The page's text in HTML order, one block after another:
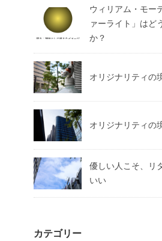
ウィリアム・モー
ァーライト」はど
か？
オリジナリティの
オリジナリティの
優しい人こそ、リ
いい
カテゴリー